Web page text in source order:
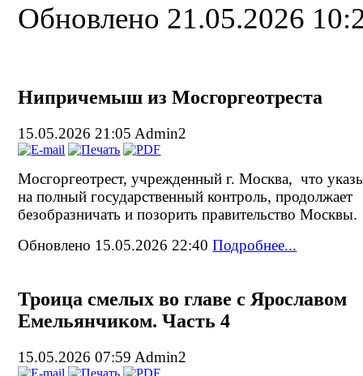
Обновлено 21.05.2026
Нипричемыш из Мосгоргеотреста
15.05.2026 21:05 Admin2
Мосгоргеотрест, учрежденный г. Москва, что
на полный государственный контроль, продолжает
безобразничать и позорить правительство Москвы.
Обновлено 15.05.2026 22:40Подробнее...
Троица смелых во главе с Ярославом
Емельянчиком. Часть 4
15.05.2026 07:59 Admin2